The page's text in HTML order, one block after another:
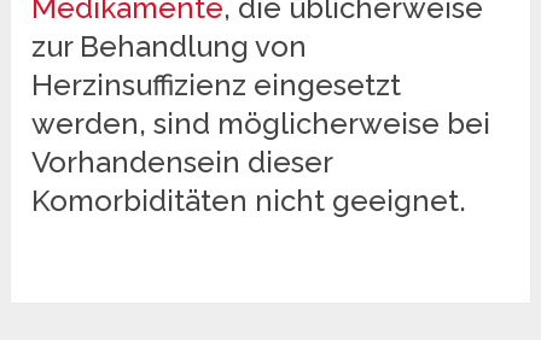
Medikamente, die üblicherweise
zur Behandlung von
Herzinsuffizienz eingesetzt
werden, sind möglicherweise bei
Vorhandensein dieser
Komorbiditäten nicht geeignet.